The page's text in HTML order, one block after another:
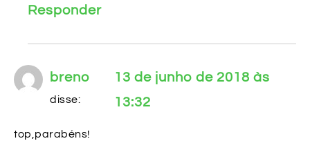
Responder
breno
disse:
13 de junho de 2018 às
13:32
top,parabéns!